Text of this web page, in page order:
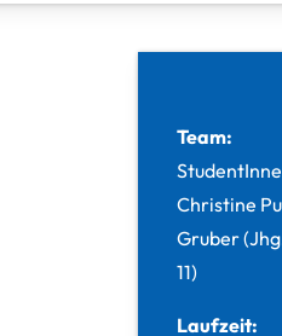
Team:
Christine
Gruber
11)
Laufzeit: